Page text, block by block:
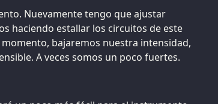
Nuevamente tengo que ajustar
haciendo estallar los circuitos de este
bajaremos nuestra intensidad,
A veces somos un poco fuertes.